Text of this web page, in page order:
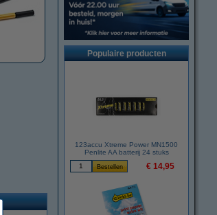
Populaire producten
123accu Xtreme Power MN1500
Penlite AA batterij 24 stuks
€ 14,95